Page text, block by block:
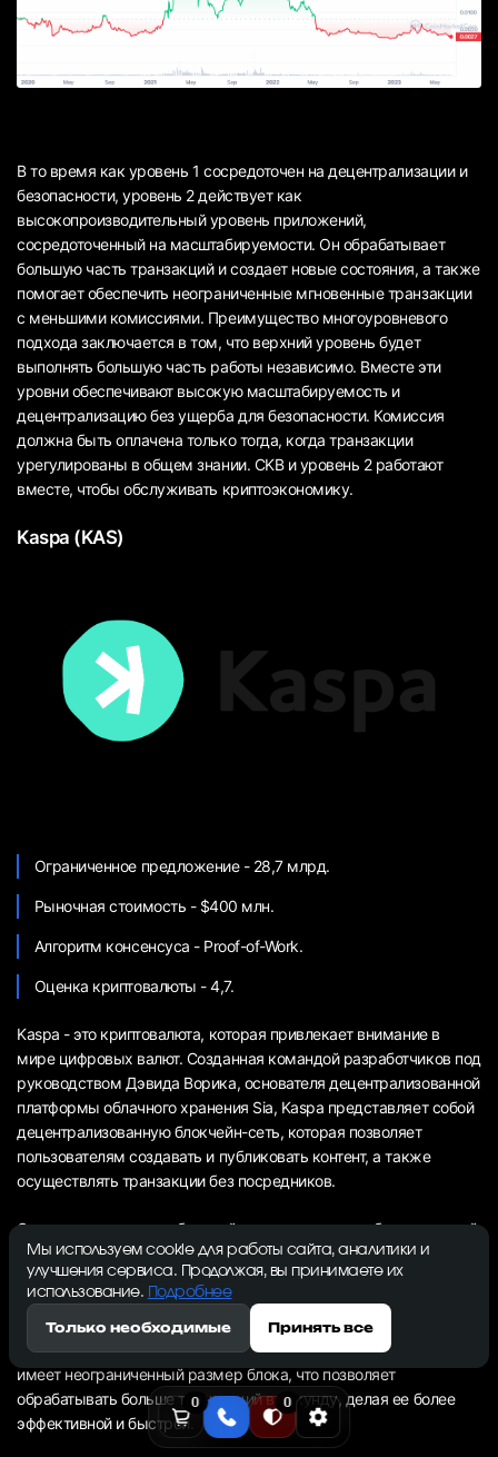
0 0
В то время как уровень 1 сосредоточен на децентрализации и
безопасности, уровень 2 действует как
высокопроизводительный уровень приложений,
сосредоточенный на масштабируемости. Он обрабатывает
большую часть транзакций и создает новые состояния, а также
помогает обеспечить неограниченные мгновенные транзакции
с меньшими комиссиями. Преимущество многоуровневого
подхода заключается в том, что верхний уровень будет
выполнять большую часть работы независимо. Вместе эти
уровни обеспечивают высокую масштабируемость и
децентрализацию без ущерба для безопасности. Комиссия
должна быть оплачена только тогда, когда транзакции
урегулированы в общем знании. CKB и уровень 2 работают
вместе, чтобы обслуживать криптоэкономику.
Kaspa (KAS)
Ограниченное предложение - 28,7 млрд.
Рыночная стоимость - $400 млн.
Алгоритм консенсуса - Proof-of-Work.
Оценка криптовалюты - 4,7.
Kaspa - это криптовалюта, которая привлекает внимание в
мире цифровых валют. Созданная командой разработчиков под
руководством Дэвида Ворика, основателя децентрализованной
платформы облачного хранения Sia, Kaspa представляет собой
децентрализованную блокчейн-сеть, которая позволяет
пользователям создавать и публиковать контент, а также
осуществлять транзакции без посредников.
С момента появления блокчейна совместимость была сложной
задачей для разработчиков.
Одной из уникальных особенностей Kaspa является ее
масштабируемость. В отличие от других криптовалют, таких как
Bitcoin, которые имеют ограниченный размер блока, Kaspa
имеет неограниченный размер блока, что позволяет
обрабатывать больше транзакций в секунду, делая ее более
эффективной и быстрой.
Мы используем cookie для работы сайта, аналитики и
улучшения сервиса. Продолжая, вы принимаете их
использование.
Подробнее
Только необходимые Принять все